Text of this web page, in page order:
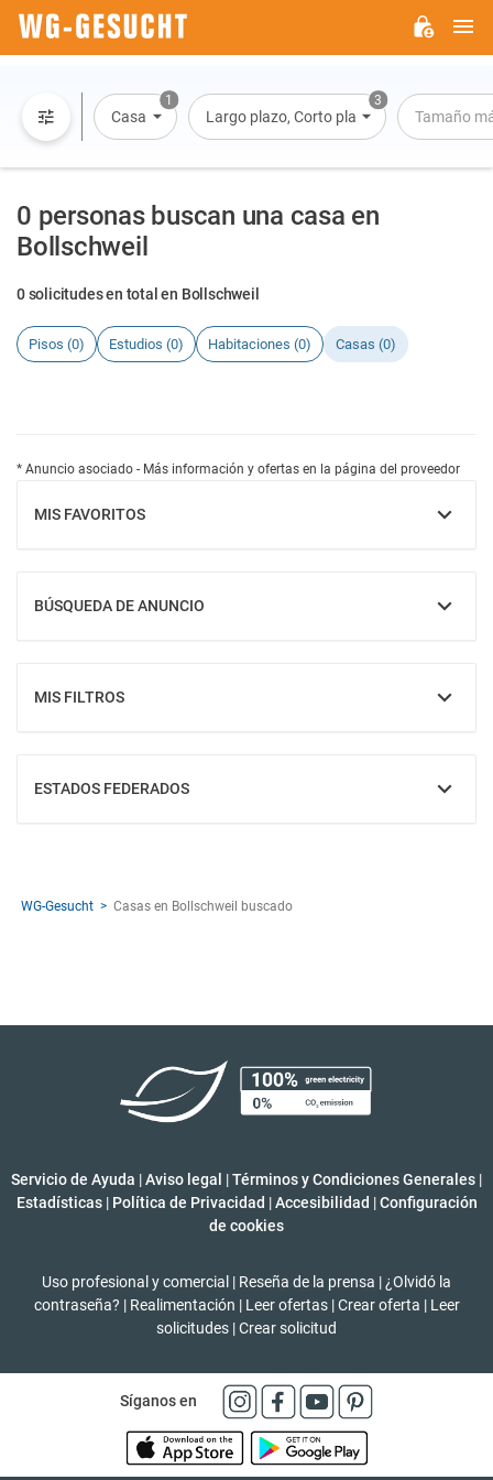
1
Casa
3
Largo plazo, Corto plazo, Alquiler por día
Tamaño
0 personas buscan una casa en
Bollschweil
0 solicitudes en total en Bollschweil
Pisos (0) Estudios (0) Habitaciones (0) Casas (0)
* Anuncio asociado - Más información y ofertas en la página del proveedor
MIS FAVORITOS
MOSTRAR
BÚSQUEDA DE ANUNCIO
MOSTRAR
MIS FILTROS
MOSTRAR
ESTADOS FEDERADOS
MOSTRAR
WG-Gesucht Casas en Bollschweil buscado
Servicio de Ayuda |Aviso legal |Términos y Condiciones Generales |
Estadísticas | Política de Privacidad | Accesibilidad | Configuración
de cookies
Uso profesional y comercial | Reseña de la prensa | ¿Olvidó la
contraseña? | Realimentación | Leer ofertas | Crear oferta | Leer
solicitudes |Crear solicitud
Síganos en